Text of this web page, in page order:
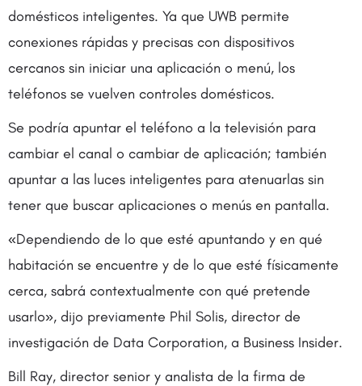
domésticos inteligentes. Ya que UWB permite
conexiones rápidas y precisas con dispositivos
cercanos sin iniciar una aplicación o menú, los
teléfonos se vuelven controles domésticos.
Se podría apuntar el teléfono a la televisión para
cambiar el canal o cambiar de aplicación; también
apuntar a las luces inteligentes para atenuarlas sin
tener que buscar aplicaciones o menús en pantalla.
«Dependiendo de lo que esté apuntando y en qué
habitación se encuentre y de lo que esté físicamente
cerca, sabrá contextualmente con qué pretende
usarlo», dijo previamente Phil Solis, director de
investigación de Data Corporation, a Business Insider.
Bill Ray, director senior y analista de la firma de